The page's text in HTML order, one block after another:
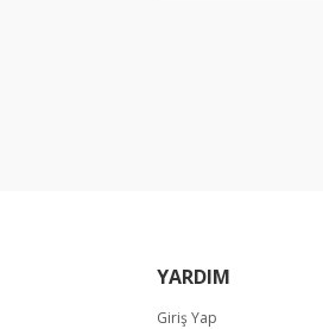
YARDIM
Giriş Yap